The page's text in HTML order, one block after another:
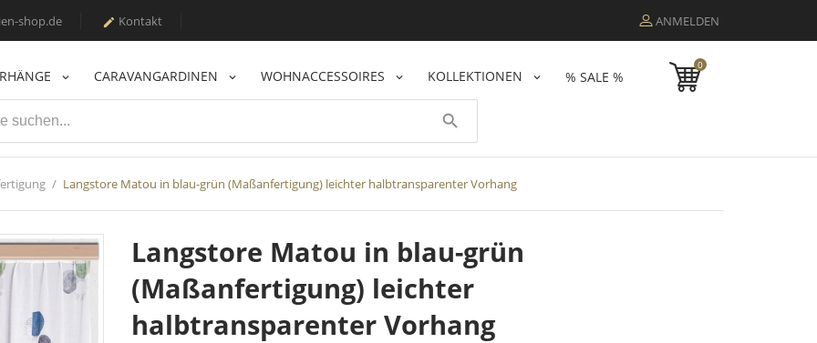
shop.de  Kontakt ANMELDEN
CARAVANGARDINEN WOHNACCESSOIRES KOLLEKTIONEN % SALE %
0
search
Langstore Matou in blau-grün (Maßanfertigung) leichter halbtransparenter Vorhang
Langstore Matou in blau-grün
(Maßanfertigung) leichter
halbtransparenter Vorhang